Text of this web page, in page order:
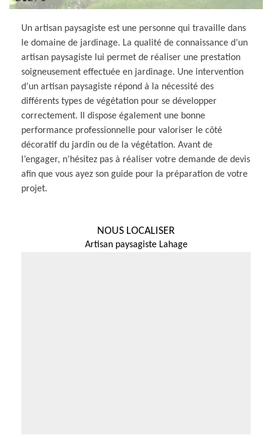
Un artisan paysagiste est une personne qui travaille dans
le domaine de jardinage. La qualité de connaissance d’un
artisan paysagiste lui permet de réaliser une prestation
soigneusement effectuée en jardinage. Une intervention
d’un artisan paysagiste répond à la nécessité des
différents types de végétation pour se développer
correctement. Il dispose également une bonne
performance professionnelle pour valoriser le côté
décoratif du jardin ou de la végétation. Avant de
l’engager, n’hésitez pas à réaliser votre demande de devis
afin que vous ayez son guide pour la préparation de votre
projet.
NOUS LOCALISER
Artisan paysagiste Lahage